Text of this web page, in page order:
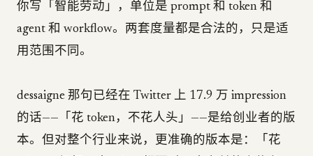
你写「智能劳动」，单位是 prompt 和 token 和
agent 和 workflow。两套度量都是合法的，只是适
用范围不同。
dessaigne 那句已经在 Twitter 上 17.9 万 impression
的话——「花 token，不花人头」——是给创业者的版
本。但对整个行业来说，更准确的版本是：「花